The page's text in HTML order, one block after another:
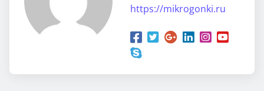
https://mikrogonki.ru